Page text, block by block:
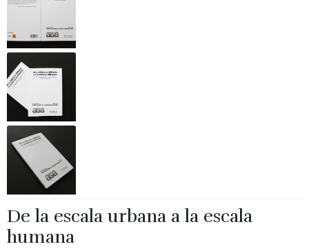
De la escala urbana a la escala
humana